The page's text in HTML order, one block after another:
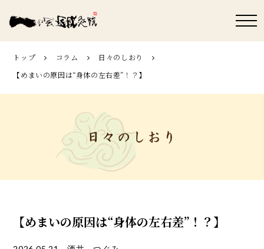
トップ コラム
日々のしおり
【めまいの原因は“身体の左右差”！？】
【めまいの原因は“身体の左右差”！？】